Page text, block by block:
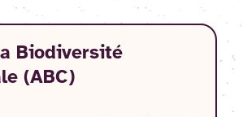
Biodiversité
(ABC)